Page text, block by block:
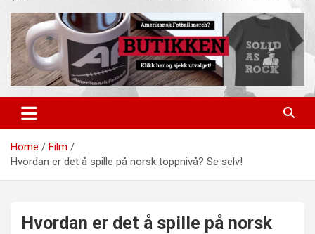
Amerikansk Fotball
Home
Film
Hvordan er det å spille på norsk toppnivå? Se selv!
Hvordan er det å spille på norsk